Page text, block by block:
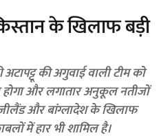
के खिलाफ बड़ी
की अगुवाई वाली टीम को
होगा और लगातार अनुकूल नतीजों
और बांग्लादेश के खिलाफ
में हार भी शामिल है।